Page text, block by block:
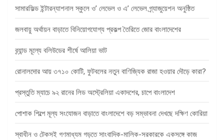
সামারফিল্ড ইন্টারন্যাশনাল স্কুলে ও’ লেভেল ও এ’ লেভেল গ্র্যাজুয়েশন অনুষ্ঠিত
জলবায়ু অর্থায়ন বাড়াতে বিনিয়োগযোগ্য প্রকল্প তৈরিতে জোর বাংলাদেশের
ব্র্যান্ড মূল্যে বলিউডের শীর্ষে আলিয়া ভাট
রোনালদোর আয় ৩৭১০ কোটি, ফুটবলের নতুন বাণিজ্যিক রাজা হওয়ার দৌড়ে কারা?
প্রস্তুতি ম্যাচে ৯২ রানের লিড অস্ট্রেলিয়া একাদশের, চাপে বাংলাদেশ
পোশাক শিল্পে মূল্য সংযোজন বাড়াতে বাংলাদেশে বড় সম্ভাবনা দেখছে দক্ষিণ কোরিয়া
স্বাধীন ও টেকসই গণমাধ্যম গড়তে সাংবাদিক-মালিক-সরকারকে একসঙ্গে কাজ